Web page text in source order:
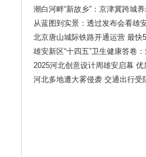
潮白河畔“新故乡”：京津冀跨城
从蓝图到实景：透过发布会看雄
北京唐山城际铁路开通运营 最快
雄安新区“十四五”卫生健康答卷
质医疗
2025河北创意设计周雄安启幕
河北多地遭大雾侵袭 交通出行受